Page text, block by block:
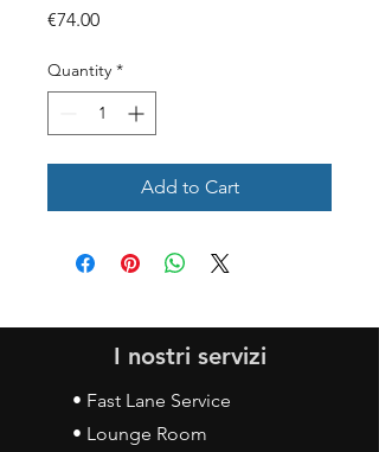
€74.00Price
Quantity *
Add to Cart
I nostri servizi
• Fast Lane Service
• Lounge Room